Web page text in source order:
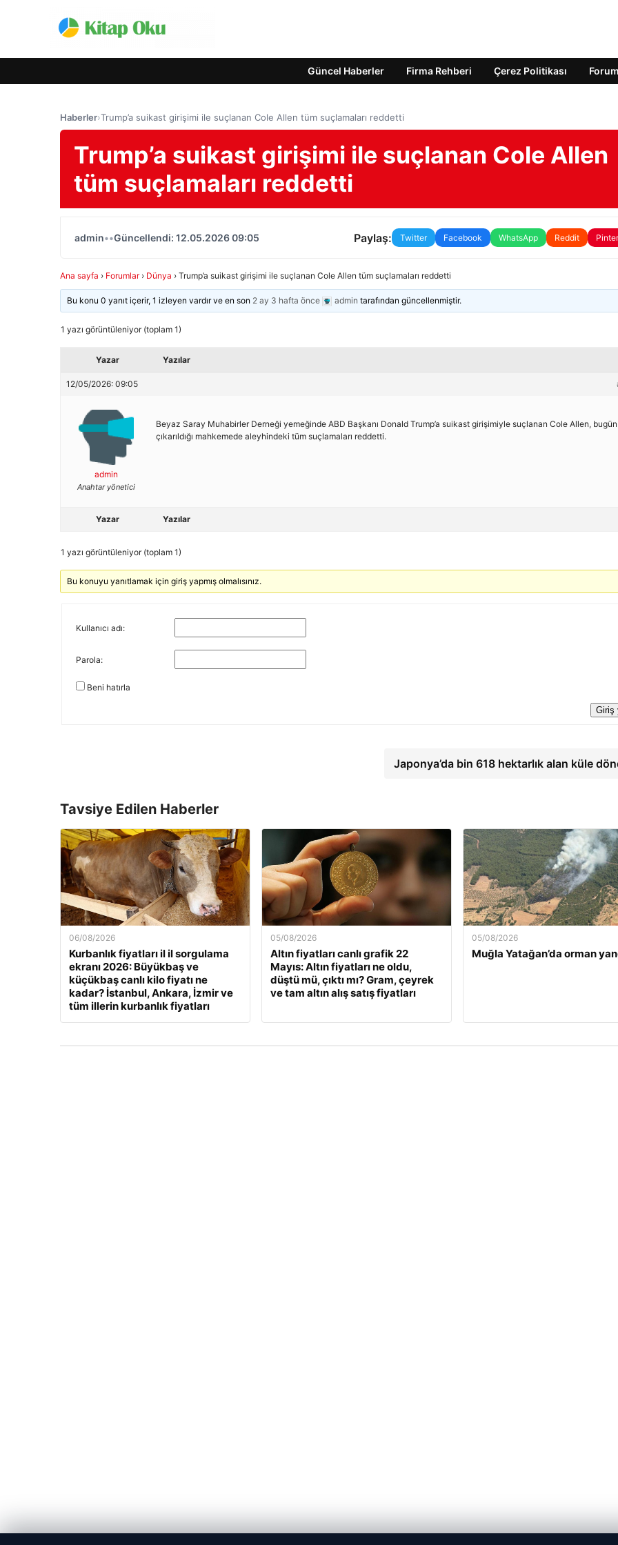
Güncel Haberler Firma Rehberi Çerez Politikası Forum
Haberler›Trump’a suikast girişimi ile suçlanan Cole Allen tüm suçlamaları reddetti
Trump’a suikast girişimi ile suçlanan Cole Allen
tüm suçlamaları reddetti
admin••Güncellendi: 12.05.2026 09:05 Paylaş: Twitter Facebook WhatsApp Reddit
Ana sayfa › Forumlar › Dünya › Trump’a suikast girişimi ile suçlanan Cole Allen tüm suçlamaları reddetti
Bu konu 0 yanıt içerir, 1 izleyen vardır ve en son 2 ay 3 hafta önce admin tarafından güncellenmiştir.
1 yazı görüntüleniyor (toplam 1)
Yazar Yazılar
12/05/2026: 09:05
admin
Anahtar yönetici
Beyaz Saray Muhabirler Derneği yemeğinde ABD Başkanı Donald Trump’a suikast girişimiyle suçlanan Cole Allen, bugün
çıkarıldığı mahkemede aleyhindeki tüm suçlamaları reddetti.
Yazar Yazılar
1 yazı görüntüleniyor (toplam 1)
Bu konuyu yanıtlamak için giriş yapmış olmalısınız.
Kullanıcı adı:
Parola:
Beni hatırla
Giriş
Japonya’da bin 618 hektarlık alan küle
Tavsiye Edilen Haberler
06/08/2026
Kurbanlık fiyatları il il sorgulama
ekranı 2026: Büyükbaş ve
küçükbaş canlı kilo fiyatı ne
kadar? İstanbul, Ankara, İzmir ve
tüm illerin kurbanlık fiyatları
05/08/2026
Altın fiyatları canlı grafik 22
Mayıs: Altın fiyatları ne oldu,
düştü mü, çıktı mı? Gram, çeyrek
ve tam altın alış satış fiyatları
05/08/2026
Muğla Yatağan’da orman